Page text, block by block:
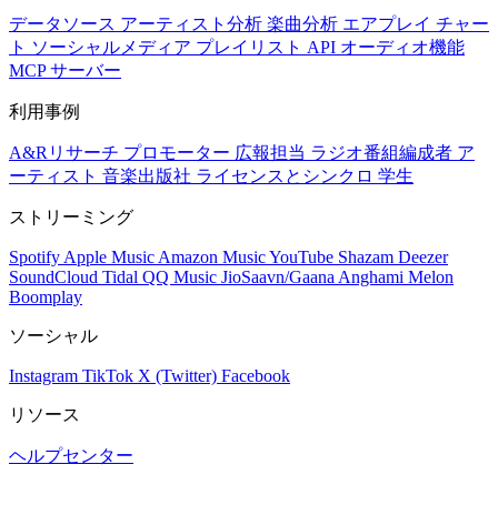
データソース アーティスト分析 楽曲分析 エアプレイ チャー
ト ソーシャルメディア プレイリスト API オーディオ機能
MCP サーバー
利用事例
A&Rリサーチ プロモーター 広報担当 ラジオ番組編成者 ア
ーティスト 音楽出版社 ライセンスとシンクロ 学生
ストリーミング
Spotify Apple Music Amazon MusicYouTube Shazam Deezer
SoundCloud Tidal QQ Music JioSaavn/Gaana Anghami Melon
Boomplay
ソーシャル
Instagram TikTok X (Twitter) Facebook
リソース
ヘルプセンター